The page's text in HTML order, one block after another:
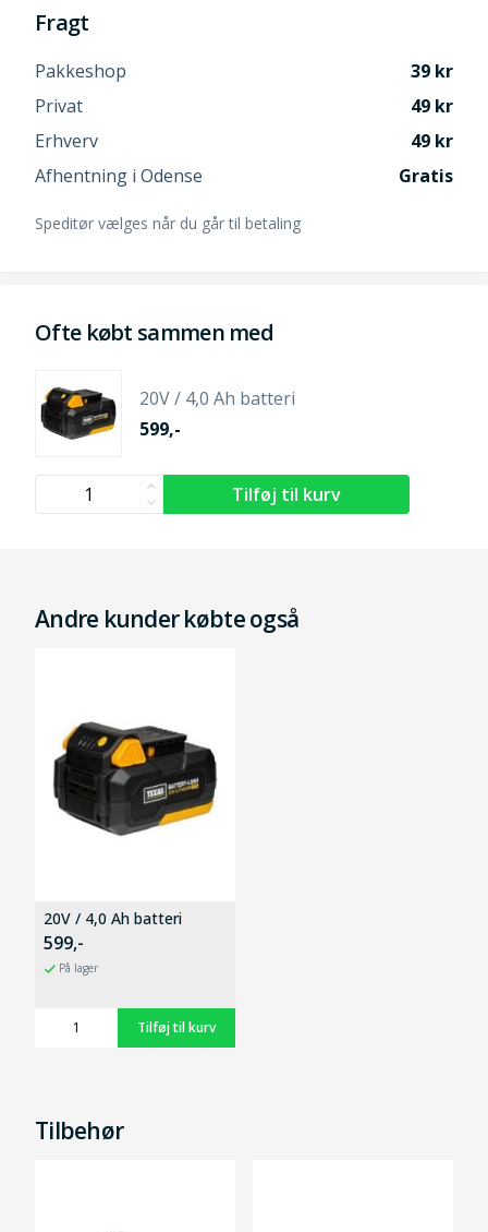
Fragt
Pakkeshop
39
Privat
49
Erhverv
49
Afhentning i Odense
Gratis
Speditør vælges når du går til betaling
Ofte købt sammen med
20V / 4,0 Ah batteri
599,-
Andre kunder købte også
20V / 4,0 Ah batteri
599,-
På lager
Tilbehør